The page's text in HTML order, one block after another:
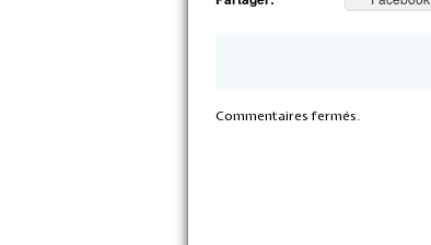
Commentaires fermés.